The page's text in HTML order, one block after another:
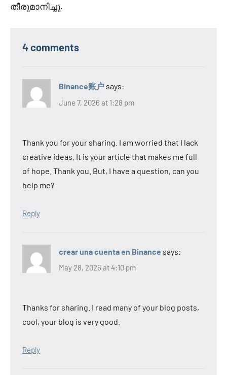
തീരുമാനിച്ചു.
4 comments
Binance账户 says:
June 7, 2026 at 1:28 pm
Thank you for your sharing. I am worried that I lack
creative ideas. It is your article that makes me full
of hope. Thank you. But, I have a question, can you
help me?
Reply
crear una cuenta en Binance says:
May 28, 2026 at 4:10 pm
Thanks for sharing. I read many of your blog posts,
cool, your blog is very good.
Reply